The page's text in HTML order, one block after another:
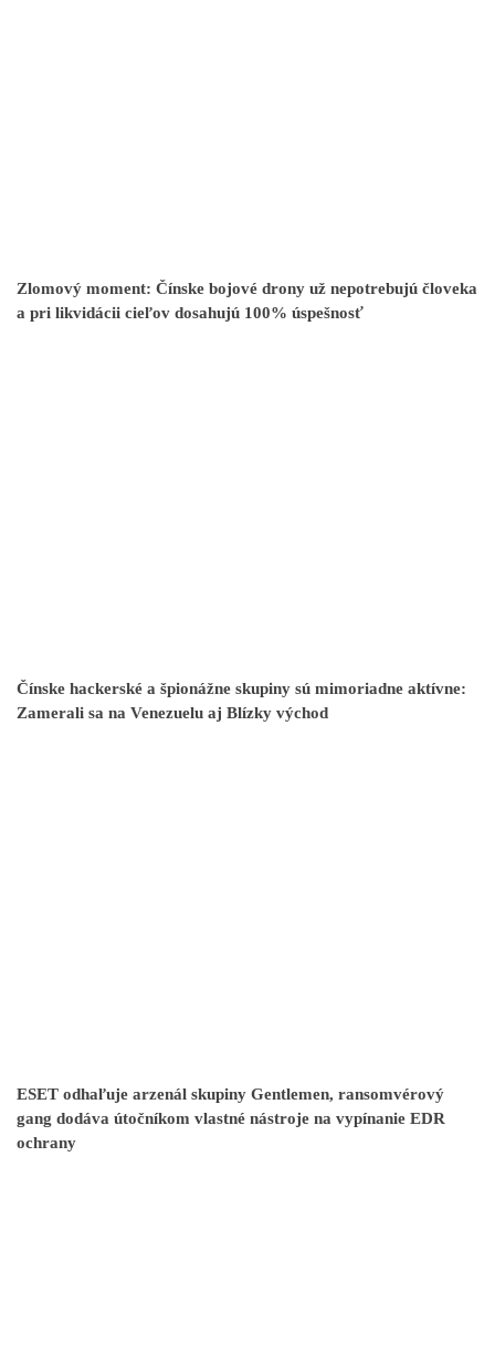
Zlomový moment: Čínske bojové drony už nepotrebujú človeka
a pri likvidácii cieľov dosahujú 100% úspešnosť
Čínske hackerské a špionážne skupiny sú mimoriadne aktívne:
Zamerali sa na Venezuelu aj Blízky východ
ESET odhaľuje arzenál skupiny Gentlemen, ransomvérový
gang dodáva útočníkom vlastné nástroje na vypínanie EDR
ochrany